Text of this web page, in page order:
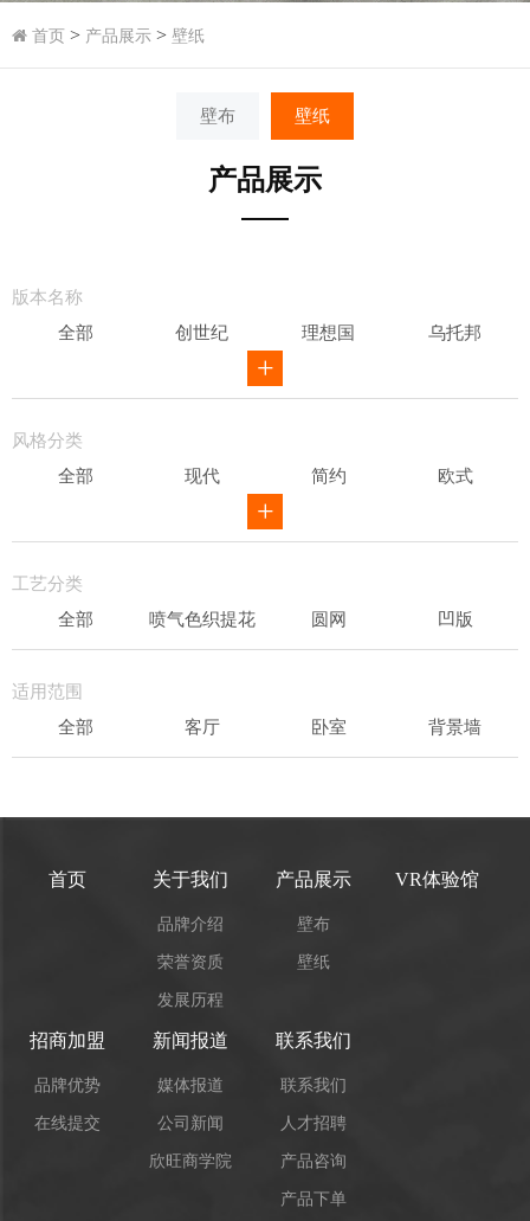
首页 > 产品展示 > 壁纸
壁布 壁纸
产品展示
版本名称
全部
创世纪 理想国 乌托邦
风格分类
全部
现代 简约 欧式
工艺分类
全部
喷气色织提花 圆网 凹版
适用范围
全部
客厅 卧室 背景墙
首页 关于我们
品牌介绍
荣誉资质
发展历程
产品展示
壁布
壁纸
VR体验馆
招商加盟
品牌优势
在线提交
新闻报道
媒体报道
公司新闻
欣旺商学院
联系我们
联系我们
人才招聘
产品咨询
产品下单